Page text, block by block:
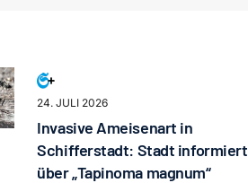
24. JULI 2026
Invasive Ameisenart in
Schifferstadt: Stadt informiert
über „Tapinoma magnum“